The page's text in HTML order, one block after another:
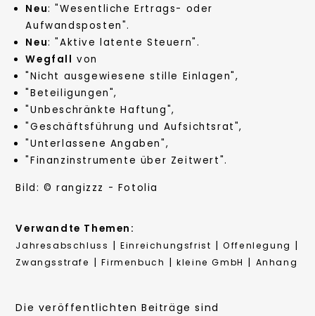
Neu: "Wesentliche Ertrags- oder
Aufwandsposten".
Neu: "Aktive latente Steuern".
Wegfall von
"Nicht ausgewiesene stille Einlagen",
"Beteiligungen",
"Unbeschränkte Haftung",
"Geschäftsführung und Aufsichtsrat",
"Unterlassene Angaben",
"Finanzinstrumente über Zeitwert".
Bild: © rangizzz - Fotolia
Verwandte Themen:
Jahresabschluss |Einreichungsfrist |Offenlegung |
Zwangsstrafe |Firmenbuch |kleine GmbH | Anhang
Die veröffentlichten Beiträge sind